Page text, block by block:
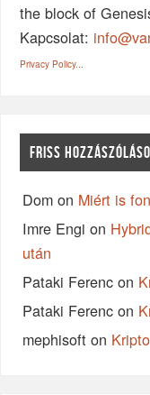
the block of
Kapcsolat:
Privacy Policy...
FRISS
Dom on Miért is
Imre Engi on
után
Pataki Ferenc on
Pataki Ferenc on
mephisoft on